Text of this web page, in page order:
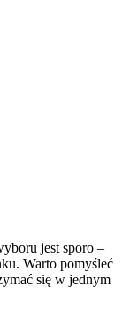
jest sporo –
Warto pomyśleć
się w jednym